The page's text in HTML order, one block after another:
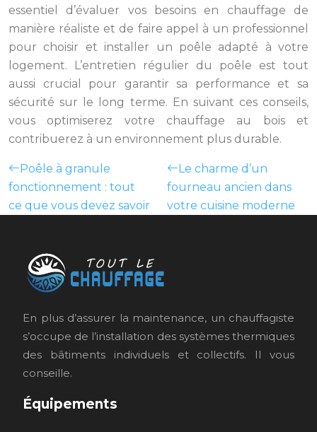
essentiel d’évaluer vos besoins en chauffage de
manière réaliste et de faire appel à un professionnel
pour choisir et installer un poêle adapté à votre
logement. L’entretien régulier du poêle est tout
aussi crucial pour garantir sa performance et sa
sécurité sur le long terme. En suivant ces conseils,
vous optimiserez votre chauffage au bois et
contribuerez à un environnement plus durable.
Poêle à granule
fonctionnement : tout
ce que vous devez savoir
Le charme d’un
fourneau ancien dans
votre cuisine moderne
En plus d’assurer la maintenance, un chauffagiste
s’occupe de l’installation des systèmes thermiques
des bâtiments individuels et collectifs. Il vous
conseille.
Équipements